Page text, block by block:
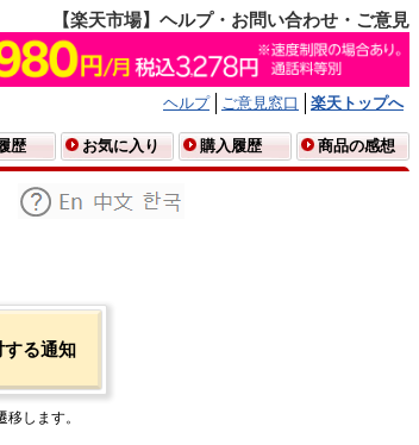
【楽天市場】ヘルプ・お問い合わせ・ご意見
ヘルプ ご意見窓口
楽天トップへ
歴 お気に入り 購入履歴 商品の感想
する通知
移します。